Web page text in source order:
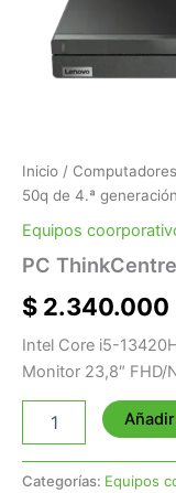
Inicio / Computadores
50q de 4.ª generación
Equipos
PC
$ 2.340.000
Intel Core i5-
Monitor 23,8″ FHD/
Categorías: Equipos